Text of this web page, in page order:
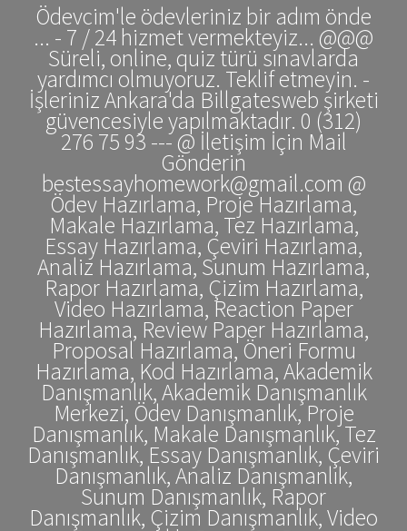
Ödevcim'le ödevleriniz bir adım önde
... - 7 / 24 hizmet vermekteyiz... @@@
Süreli, online, quiz türü sınavlarda
yardımcı olmuyoruz. Teklif etmeyin. -
İşleriniz Ankara'da Billgatesweb şirketi
güvencesiyle yapılmaktadır. 0 (312)
276 75 93 --- @ İletişim İçin Mail
Gönderin
bestessayhomework@gmail.com @
Ödev Hazırlama, Proje Hazırlama,
Makale Hazırlama, Tez Hazırlama,
Essay Hazırlama, Çeviri Hazırlama,
Analiz Hazırlama, Sunum Hazırlama,
Rapor Hazırlama, Çizim Hazırlama,
Video Hazırlama, Reaction Paper
Hazırlama, Review Paper Hazırlama,
Proposal Hazırlama, Öneri Formu
Hazırlama, Kod Hazırlama, Akademik
Danışmanlık, Akademik Danışmanlık
Merkezi, Ödev Danışmanlık, Proje
Danışmanlık, Makale Danışmanlık, Tez
Danışmanlık, Essay Danışmanlık, Çeviri
Danışmanlık, Analiz Danışmanlık,
Sunum Danışmanlık, Rapor
Danışmanlık, Çizim Danışmanlık, Video